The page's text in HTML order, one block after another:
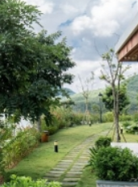
giai đoạn 1/4 đến
đ
Vương( 5-6/4),
1/9)
đêm (bao gồm
đêm (bao